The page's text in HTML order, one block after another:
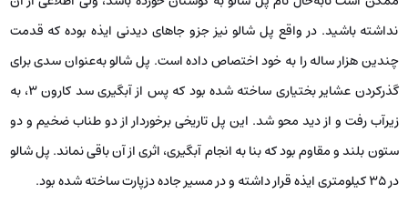
نداشته باشید. در واقع پل شالو نیز جزو جاهای دیدنی ایذه بوده که قدمت
چندین هزار ساله را به خود اختصاص داده است. پل شالو به‌عنوان سدی برای
گذرکردن عشایر بختیاری ساخته شده بود که پس از آبگیری سد کارون 3، به
زیرآب رفت و از دید محو شد. این پل تاریخی برخوردار از دو طناب ضخیم و دو
ستون بلند و مقاوم بود که بنا به انجام آبگیری، اثری از آن باقی نماند. پل شالو
در 35 کیلومتری ایذه قرار داشته و در مسیر جاده دزپارت ساخته شده بود.